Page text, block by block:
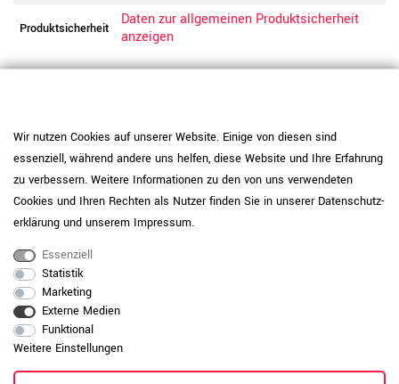
Produktsicherheit
Daten zur allgemeinen Produktsicherheit
anzeigen
RAUMKONZEPT GESUCHT?
Jetzt zum Büroplanungs-Service
Wir nutzen Cookies auf unserer Website. Einige von diesen sind
essenziell, während andere uns helfen, diese Website und Ihre Erfahrung
zu verbessern. Weitere Informationen zu den von uns verwendeten
Cookies und Ihren Rechten als Nutzer finden Sie in unserer Daten­schutz­
erklärung und unserem Impressum.
Essenziell
Statistik
Marketing
Externe Medien
Funktional
Weitere Einstellungen